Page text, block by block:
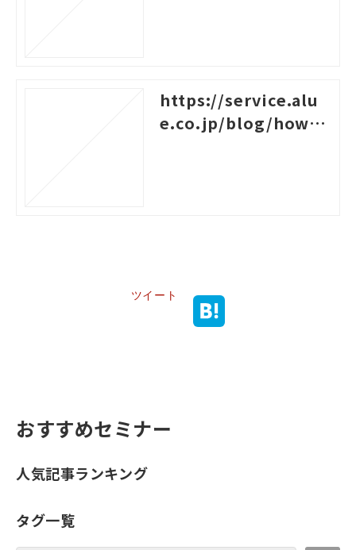
https://service.alu
e.co.jp/blog/how-t
ツイート
おすすめセミナー
人気記事ランキング
タグ一覧